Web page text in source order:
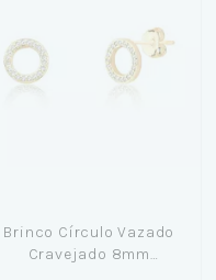
Brinco Círculo Vazado
Cravejado 8mm